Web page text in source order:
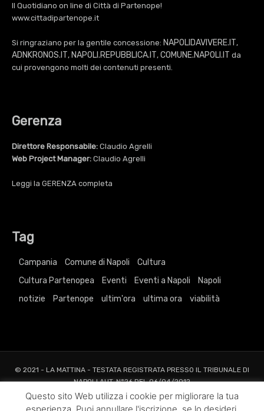
Il Quotidiano on line di Città di Partenope!
www.cittadipartenope.it
Si ringraziano per la gentile concessione: NAPOLIDAVIVERE.IT,
ADNKRONOS.IT, NAPOLI.REPUBBLICA.IT, COMUNE.NAPOLI.IT da
cui provengono molti dei contenuti presenti.
Gerenza
Direttore Responsabile: Claudio Agrelli
Web Project Manager: Claudio Agrelli
Leggi la GERENZA completa
Tag
Campania Comune di Napoli
Cultura
Cultura Partenopea
Eventi Eventi a Napoli
Napoli
notizie
Partenope ultim'ora ultima ora viabilità
© 2021 - LA MATTINA - TESTATA REGISTRATA PRESSO IL TRIBUNALE DI
NAPOLI AUT. N°26 DEL 06/04/2012
ALL RIGHTS RESERVED TO AGRELLI&BASTA SRL |Privacy|Cookie|
Societari
Questo sito Web utilizza i cookie per migliorare la tua